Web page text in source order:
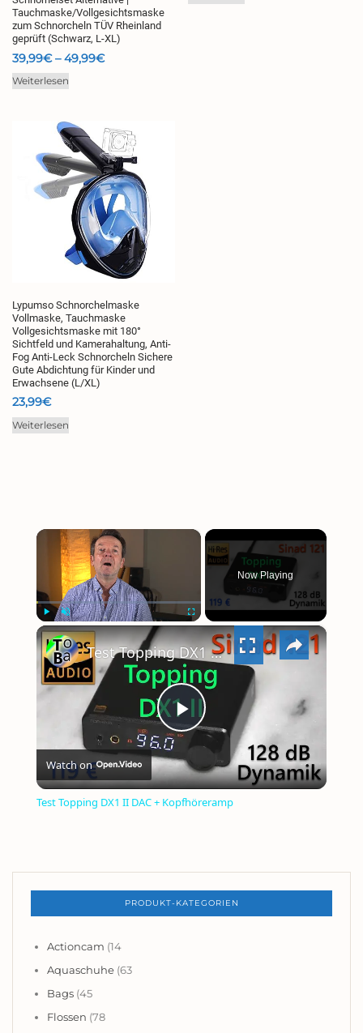
Tauchmaske/Vollgesichtsmaske
zum Schnorcheln TÜV Rheinland
geprüft (Schwarz, L-XL)
39,99€ –49,99€Preisspanne:
Weiterlesen
Lypumso Schnorchelmaske
Vollmaske, Tauchmaske
Vollgesichtsmaske mit 180°
Sichtfeld und Kamerahaltung, Anti-
Fog Anti-Leck Schnorcheln Sichere
Gute Abdichtung für Kinder und
Erwachsene (L/XL)
23,99€
Weiterlesen
×
UNMUTE
Now Playing
×
PLAY
VIDEO
Test Topping DX1 II DAC + Kopfhöreramp
Watch on
Test Topping DX1 II DAC + Kopfhöreramp
PRODUKT-KATEGORIEN
Actioncam (14
Aquaschuhe (63
Bags (45
Flossen (78